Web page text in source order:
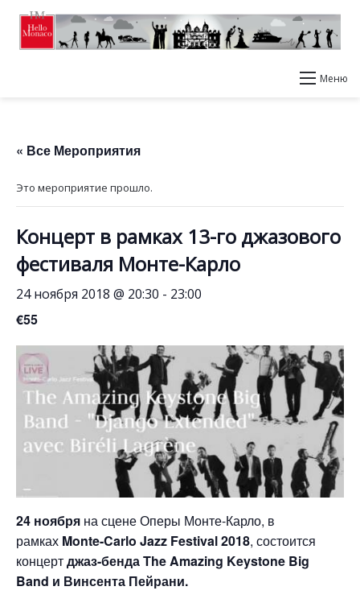
Меню
« Все Мероприятия
Это мероприятие прошло.
Концерт в рамках 13-го джазового
фестиваля Монте-Карло
24 ноября 2018 @ 20:30 - 23:00
€55
24 ноября на сцене Оперы Монте-Карло, в
рамках Monte-Carlo Jazz Festival 2018, состоится
концертджаз-бенда The Amazing Keystone Big
Band и Винсента Пейрани.